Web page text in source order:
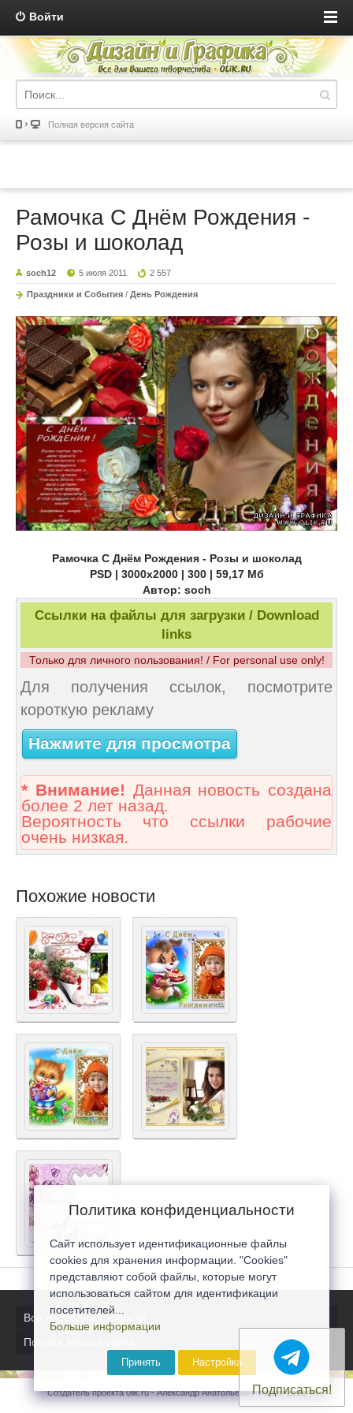
Войти
Полная версия сайта
Рамочка С Днём Рождения -
Розы и шоколад
soch12 5 июля 2011 2 557
Праздники и События / День Рождения
Рамочка С Днём Рождения - Розы и шоколад
PSD | 3000x2000 | 300 | 59,17 Мб
Автор: soch
Ссылки на файлы для загрузки / Download
links
Только для личного пользования! / For personal use only!
Для получения ссылок, посмотрите
короткую рекламу
Нажмите для просмотра
* Внимание! Данная новость создана
более 2 лет назад.
Вероятность что ссылки рабочие
очень низкая.
Похожие новости
Все последние новости
Полная версия сайта
Создатель проекта 0lik.ru - Александр Анатольевич © 2007-2026
Подписаться!
Политика конфиденциальности
Сайт использует идентификационные файлы
cookies для хранения информации. "Cookies"
представляют собой файлы, которые могут
использоваться сайтом для идентификации
посетителей...
Больше информации
Принять Настройка